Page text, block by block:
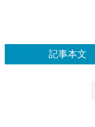
アプリレビュー
その他
記事本文